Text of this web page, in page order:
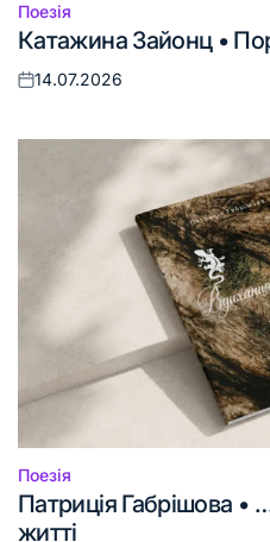
Опублікувати
у
Поезія
Катажина Зайонц •
Оприлюднено
14.07.2026
Опублікувати
у
Поезія
Патриція Габрішова •
житті